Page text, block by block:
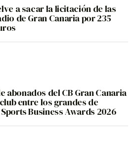
a sacar la licitación de las
de Gran Canaria por 235
abonados del CB Gran Canaria
entre los grandes de
Business Awards 2026